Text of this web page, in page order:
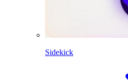
Sidekick